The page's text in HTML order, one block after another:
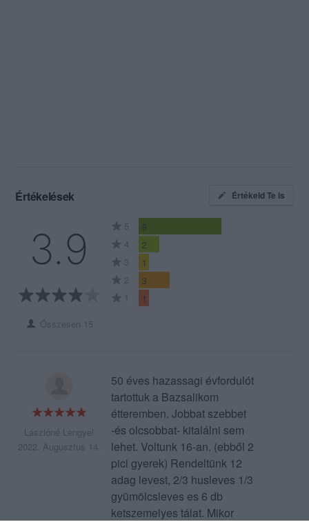
Értékelések Értékeld Te is
3.9
Összesen 15
5 8
4 2
3 1
2 3
1 1
Lászlóné Lengyel
2022. Augusztus 14.
50 éves hazassagi évfordulót
tartottuk a Bazsalikom
étteremben. Jobbat szebbet
-és olcsobbat- kitalálni sem
lehet. Voltunk 16-an. (ebből 2
pici gyerek) Rendeltünk 12
adag levest, 2/3 husleves 1/3
gyümölcsleves es 6 db
ketszemelyes tálat. Mikor